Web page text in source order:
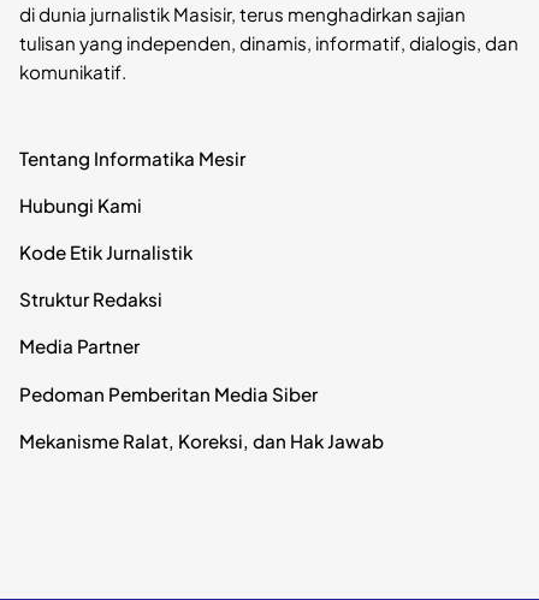
di dunia jurnalistik Masisir, terus menghadirkan sajian
tulisan yang independen, dinamis, informatif, dialogis, dan
komunikatif.
Tentang Informatika Mesir
Hubungi Kami
Kode Etik Jurnalistik
Struktur Redaksi
Media Partner
Pedoman Pemberitan Media Siber
Mekanisme Ralat, Koreksi, dan Hak Jawab